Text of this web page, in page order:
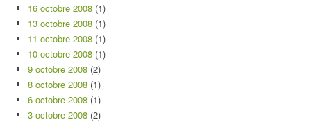
16 octobre 2008 (1)
13 octobre 2008 (1)
11 octobre 2008 (1)
10 octobre 2008 (1)
9 octobre 2008 (2)
8 octobre 2008 (1)
6 octobre 2008 (1)
3 octobre 2008 (2)